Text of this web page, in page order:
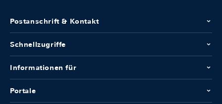
Postanschrift & Kontakt
Schnellzugriffe
Informationen für
Portale